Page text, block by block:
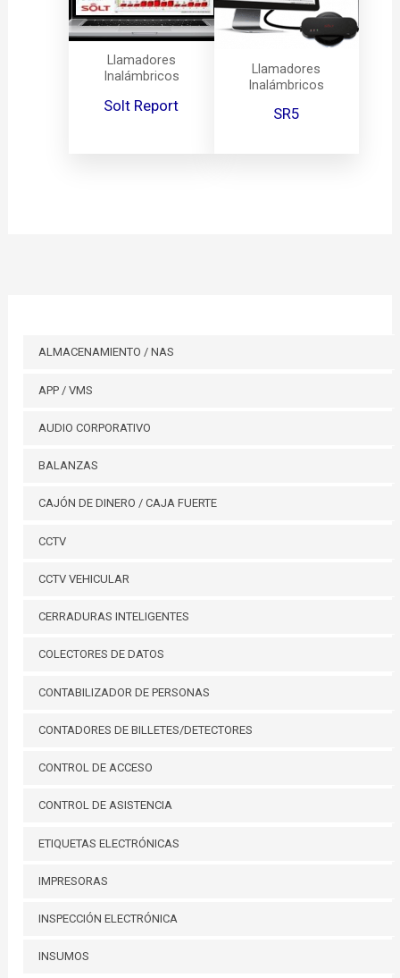
ALMACENAMIENTO / NAS
APP / VMS
AUDIO CORPORATIVO
BALANZAS
CAJÓN DE DINERO / CAJA FUERTE
CCTV
CCTV VEHICULAR
CERRADURAS INTELIGENTES
COLECTORES DE DATOS
CONTABILIZADOR DE PERSONAS
CONTADORES DE BILLETES/DETECTORES
CONTROL DE ACCESO
CONTROL DE ASISTENCIA
ETIQUETAS ELECTRÓNICAS
IMPRESORAS
INSPECCIÓN ELECTRÓNICA
INSUMOS
Llamadores
Inalámbricos
Solt Report
Llamadores
Inalámbricos
SR5